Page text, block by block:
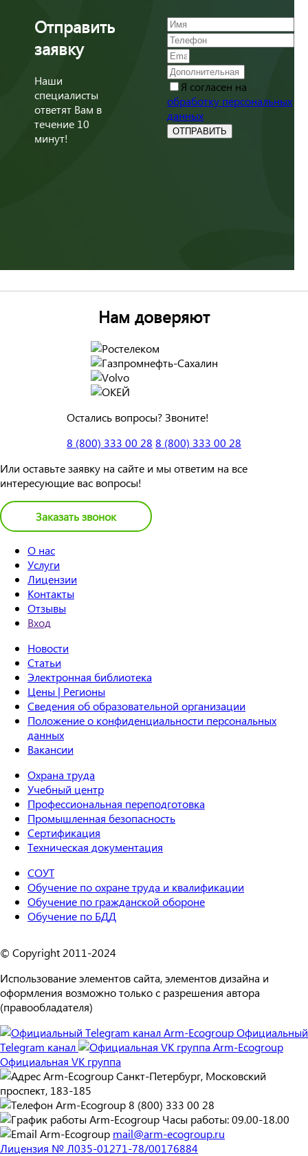
Отправить
заявку
Наши
специалисты
ответят Вам в
течение 10
минут!
Я согласен на
обработку персональных
данных
ОТПРАВИТЬ
Нам доверяют
Остались вопросы? Звоните!
8 (800) 333 00 28 8 (800) 333 00 28
Или оставьте заявку на сайте и мы ответим на все
интересующие вас вопросы!
Заказать звонок
О нас
Услуги
Лицензии
Контакты
Отзывы
Вход
Новости
Статьи
Электронная библиотека
Цены | Регионы
Сведения об образовательной организации
Положение о конфиденциальности персональных
данных
Вакансии
Охрана труда
Учебный центр
Профессиональная переподготовка
Промышленная безопасность
Сертификация
Техническая документация
СОУТ
Обучение по охране труда и квалификации
Обучение по гражданской обороне
Обучение по БДД
© Copyright 2011-2024
Использование элементов сайта, элементов дизайна и
оформления возможно только с разрешения автора
(правообладателя)
Официальный
Telegram канал
Официальная VK группа
Санкт-Петербург, Московский
проспект, 183-185
8 (800) 333 00 28
Часы работы: 09.00-18.00
mail@arm-ecogroup.ru
Лицензия № Л035-01271-78/00176884